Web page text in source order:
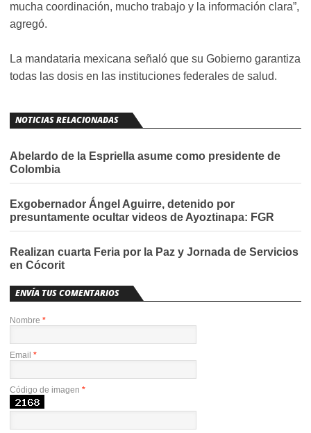
mucha coordinación, mucho trabajo y la información clara”,
agregó.
La mandataria mexicana señaló que su Gobierno garantiza
todas las dosis en las instituciones federales de salud.
NOTICIAS RELACIONADAS
Abelardo de la Espriella asume como presidente de
Colombia
Exgobernador Ángel Aguirre, detenido por
presuntamente ocultar videos de Ayoztinapa: FGR
Realizan cuarta Feria por la Paz y Jornada de Servicios
en Cócorit
ENVÍA TUS COMENTARIOS
Nombre *
Email *
Código de imagen *